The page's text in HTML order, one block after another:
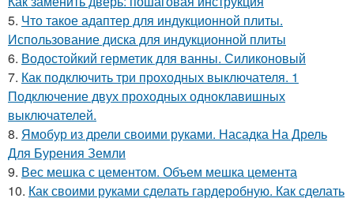
5. Что такое адаптер для индукционной плиты.
Использование диска для индукционной плиты
6. Водостойкий герметик для ванны. Силиконовый
7. Как подключить три проходных выключателя. 1
Подключение двух проходных одноклавишных
выключателей.
8. Ямобур из дрели своими руками. Насадка На Дрель
Для Бурения Земли
9. Вес мешка с цементом. Объем мешка цемента
10. Как своими руками сделать гардеробную. Как сделать